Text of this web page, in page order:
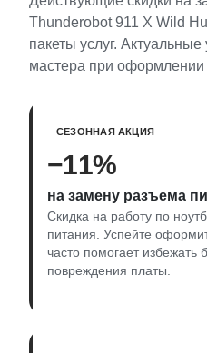
Thunderobot 911 X Wild
пакеты услуг.
мастера при оформлении
СЕЗОННАЯ АКЦИЯ
−11%
на замену разъема
Скидка на работу по
питания. Успейте
часто помогает избежать
повреждения платы.